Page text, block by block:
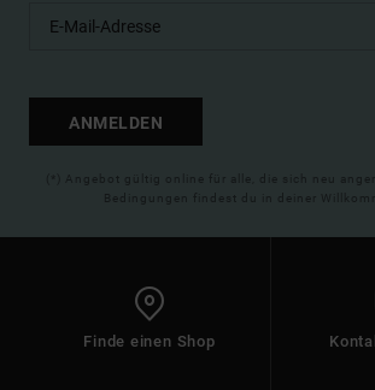
ANMELDEN
(*) Angebot gültig online für alle, die sich neu
Bedingungen findest du in deiner
Finde einen Shop